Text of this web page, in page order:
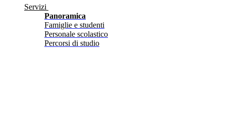
Servizi
Panoramica
Famiglie e studenti
Personale scolastico
Percorsi di studio